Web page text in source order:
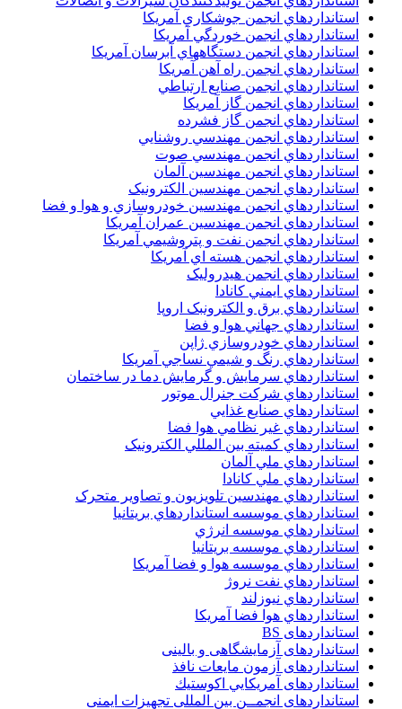
استانداردهاي انجمن جوشکاري آمريکا
استانداردهاي انجمن خوردگي آمريکا
استانداردهاي انجمن دستگاههاي آبرسان آمريکا
استانداردهاي انجمن راه آهن آمريکا
استانداردهاي انجمن صنايع ارتباطي
استانداردهاي انجمن گاز آمريکا
استانداردهاي انجمن گاز فشرده
استانداردهاي انجمن مهندسي روشنايي
استانداردهاي انجمن مهندسي صوت
استانداردهاي انجمن مهندسين آلمان
استانداردهاي انجمن مهندسين الکترونيک
استانداردهاي انجمن مهندسين خودروسازي و هوا و فضا
استانداردهاي انجمن مهندسين عمران آمريکا
استانداردهاي انجمن نفت و پتروشيمي آمريکا
استانداردهاي انجمن هسته اي آمريکا
استانداردهاي انجمن هيدروليک
استانداردهاي ايمني کانادا
استانداردهاي برق و الکترونبک اروپا
استانداردهاي جهاني هوا و فضا
استانداردهاي خودروسازي ژاپن
استانداردهاي رنگ و شيمي نساجي آمريکا
استانداردهاي سرمايش و گرمايش دما در ساختمان
استانداردهاي شرکت جنرال موتور
استانداردهاي صنايع غذايي
استانداردهاي غير نظامي هوا فضا
استانداردهاي کميته بين المللي الکترونيک
استانداردهاي ملي آلمان
استانداردهاي ملي کانادا
استانداردهاي مهندسين تلويزيون و تصاوير متحرک
استانداردهاي موسسه استانداردهاي بريتانيا
استانداردهاي موسسه انرژي
استانداردهاي موسسه بريتانيا
استانداردهاي موسسه هوا و فضا آمريکا
استانداردهاي نفت نروژ
استانداردهاي نيوزلند
استانداردهاي هوا فضا آمريکا
استانداردهای BS
استانداردهای آزمایشگاهی و بالینی
استانداردهای آزمون مایعات نافذ
استانداردهای آمريكايي اكوستيك
استانداردهای انجمــن بين المللى تجهيزات ايمنى